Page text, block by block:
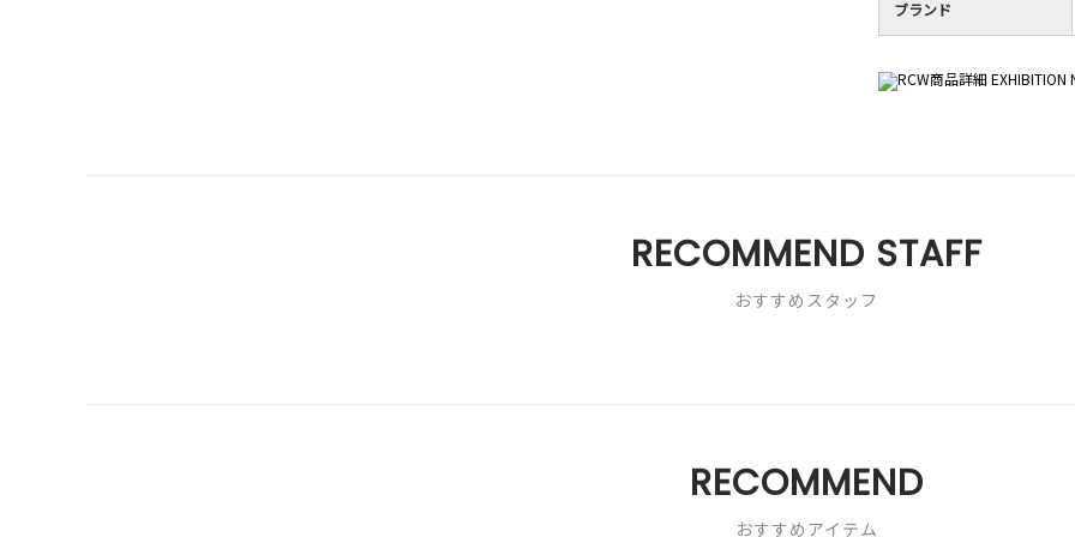
ブランド
RECOMMEND STAFF
おすすめスタッフ
RECOMMEND
おすすめアイテム